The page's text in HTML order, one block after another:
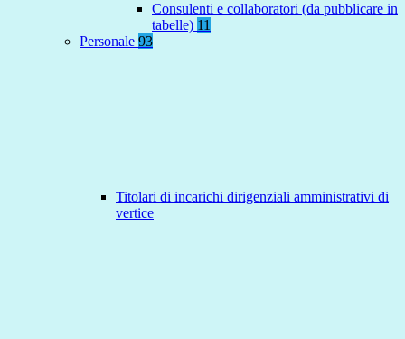
Consulenti e collaboratori (da pubblicare in
tabelle) 11
Personale 93
Titolari di incarichi dirigenziali amministrativi di
vertice